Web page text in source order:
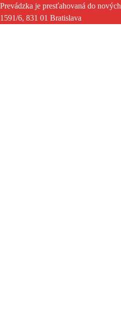
Prevádzka je presťahovaná do
1591/6, 831 01 Bratislava